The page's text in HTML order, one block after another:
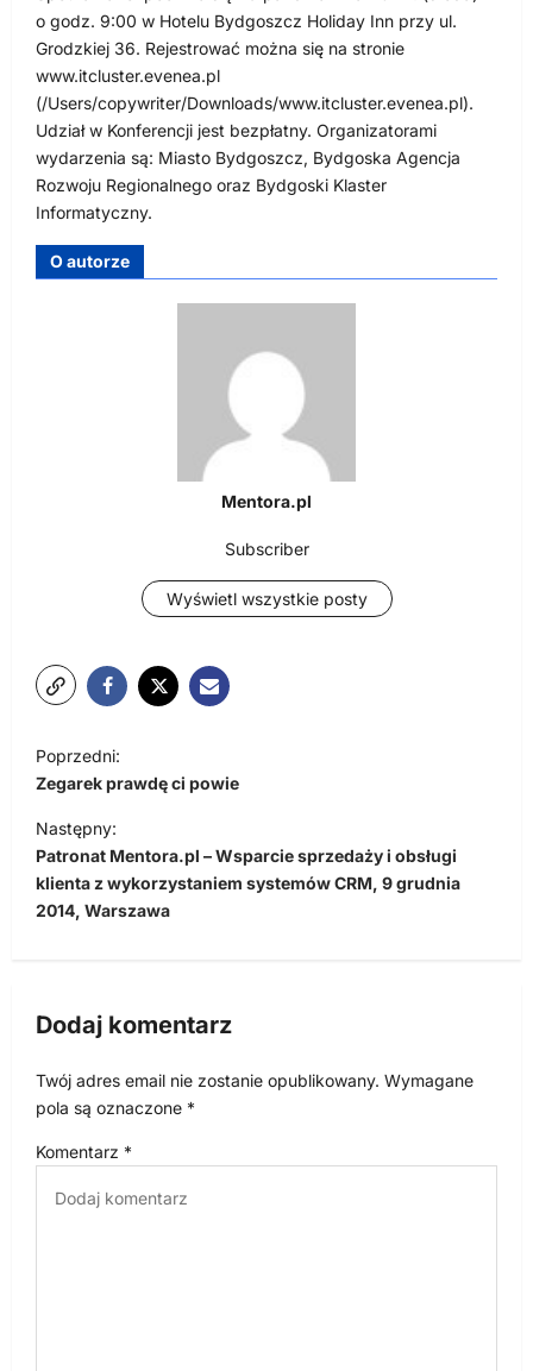
o godz. 9:00 w Hotelu Bydgoszcz Holiday Inn przy ul.
Grodzkiej 36. Rejestrować można się na stronie
www.itcluster.evenea.pl
(/Users/copywriter/Downloads/www.itcluster.evenea.pl).
Udział w Konferencji jest bezpłatny. Organizatorami
wydarzenia są: Miasto Bydgoszcz, Bydgoska Agencja
Rozwoju Regionalnego oraz Bydgoski Klaster
Informatyczny.
O autorze
Mentora.pl
Subscriber
Wyświetl wszystkie posty
N
a
w
i
g
a
a
w
p
i
Poprzedni:
Zegarek prawdę ci powie
Następny:
Patronat Mentora.pl – Wsparcie sprzedaży i obsługi
klienta z wykorzystaniem systemów CRM, 9 grudnia
2014, Warszawa
Dodaj komentarz
Twój adres email nie zostanie opublikowany. Wymagane
pola są oznaczone *
Komentarz *